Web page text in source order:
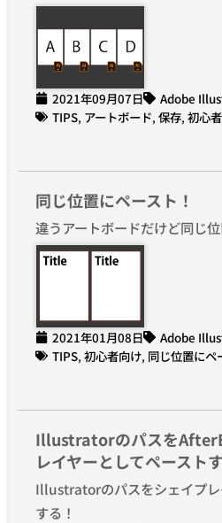
2021年09月07日
Adobe
TIPS, アートボード, 保存, 初心
同じ位置にペースト！
違うアートボードだけど同じ位
2021年01月08日
Adobe
TIPS, 初心者向け, 同じ位置にペ
Illustratorのパスを
レイヤーとしてペースト
Illustratorのパスをシェイプレ
する！